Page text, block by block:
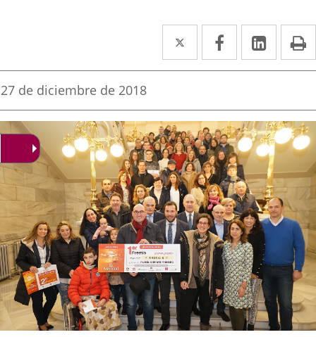
Twitter
Enlace
a
aplicación
externa.
Facebook
Enlace
a
aplicación
externa.
Enlace
a
Fecha
la
noticia
27 de diciembre de 2018